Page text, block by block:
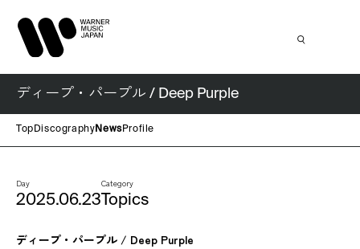
ディープ・パープル / Deep Purple
Top Discography NewsProfile
Day
2025.06.23
Category
Topics
ディープ・パープル / Deep Purple